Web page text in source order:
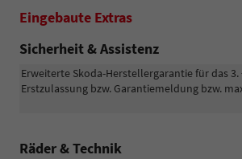
Eingebaute Extras
Sicherheit & Assistenz
Erweiterte Skoda-Herstellergarantie für das 3.
Erstzulassung bzw. Garantiemeldung bzw.
Räder & Technik